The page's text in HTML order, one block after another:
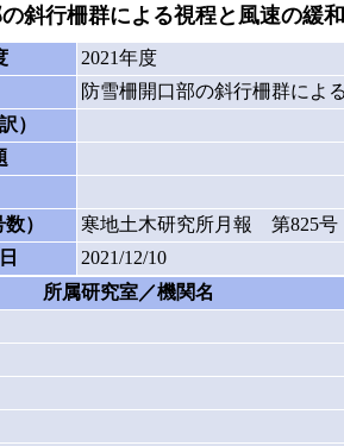
斜行柵群による視程と風速の緩
2021年度
防雪柵開口部の斜行柵群によ
）
）
寒地土木研究所月報 第825号
2021/12/10
所属研究室／機関名